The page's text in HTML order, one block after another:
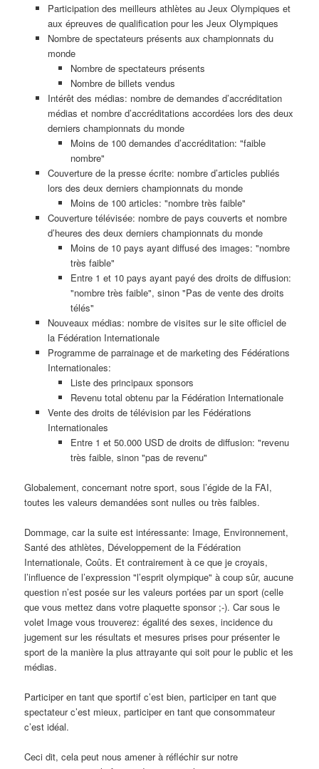
Participation des meilleurs athlètes au Jeux Olympiques et
aux épreuves de qualification pour les Jeux Olympiques
Nombre de spectateurs présents aux championnats du
monde
Nombre de spectateurs présents
Nombre de billets vendus
Intérêt des médias: nombre de demandes d’accréditation
médias et nombre d’accréditations accordées lors des deux
derniers championnats du monde
Moins de 100 demandes d’accréditation: "faible
nombre"
Couverture de la presse écrite: nombre d’articles publiés
lors des deux derniers championnats du monde
Moins de 100 articles: "nombre très faible"
Couverture télévisée: nombre de pays couverts et nombre
d’heures des deux derniers championnats du monde
Moins de 10 pays ayant diffusé des images: "nombre
très faible"
Entre 1 et 10 pays ayant payé des droits de diffusion:
"nombre très faible", sinon "Pas de vente des droits
télés"
Nouveaux médias: nombre de visites sur le site officiel de
la Fédération Internationale
Programme de parrainage et de marketing des Fédérations
Internationales:
Liste des principaux sponsors
Revenu total obtenu par la Fédération Internationale
Vente des droits de télévision par les Fédérations
Internationales
Entre 1 et 50.000 USD de droits de diffusion: "revenu
très faible, sinon "pas de revenu"
Globalement, concernant notre sport, sous l’égide de la FAI,
toutes les valeurs demandées sont nulles ou très faibles.
Dommage, car la suite est intéressante: Image, Environnement,
Santé des athlètes, Développement de la Fédération
Internationale, Coûts. Et contrairement à ce que je croyais,
l’influence de l’expression "l’esprit olympique" à coup sûr, aucune
question n’est posée sur les valeurs portées par un sport (celle
que vous mettez dans votre plaquette sponsor ;-). Car sous le
volet Image vous trouverez: égalité des sexes, incidence du
jugement sur les résultats et mesures prises pour présenter le
sport de la manière la plus attrayante qui soit pour le public et les
médias.
Participer en tant que sportif c’est bien, participer en tant que
spectateur c’est mieux, participer en tant que consommateur
c’est idéal.
Ceci dit, cela peut nous amener à réfléchir sur notre